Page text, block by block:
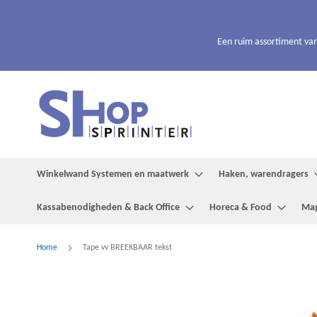
Een ruim assortiment
Winkelwand Systemen en maatwerk Haken, warendragers
Kassabenodigheden & Back Office Horeca & Food
Home Tape vv BREEKBAAR tekst